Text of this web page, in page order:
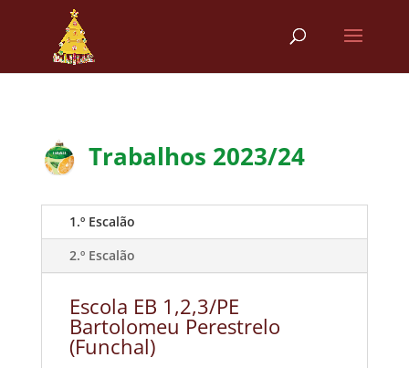
Trabalhos 2023/24
1.º Escalão
2.º Escalão
Escola EB 1,2,3/PE
Bartolomeu Perestrelo
(Funchal)